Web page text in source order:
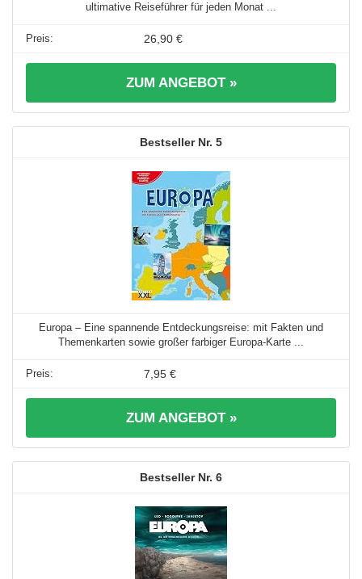
ultimative Reiseführer für jeden Monat ...
26,90 €
ZUM ANGEBOT »
5
Europa – Eine spannende Entdeckungsreise: mit Fakten und
Themenkarten sowie großer farbiger Europa-Karte ...
7,95 €
ZUM ANGEBOT »
6